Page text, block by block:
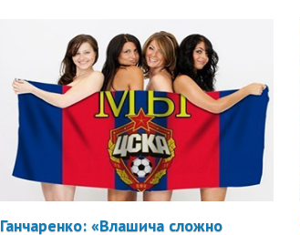
Ганчаренко: «Влашича сложно